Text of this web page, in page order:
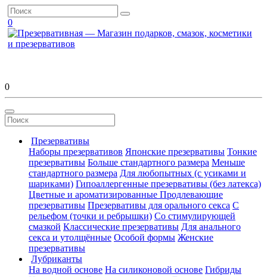
0
0
Презервативы
Наборы презервативов Японские презервативы Тонкие
презервативы Больше стандартного размера Меньше
стандартного размера Для любопытных (с усиками и
шариками) Гипоаллергенные презервативы (без латекса)
Цветные и ароматизированные Продлевающие
презервативы Презервативы для орального секса С
рельефом (точки и ребрышки) Со стимулирующей
смазкой Классические презервативы Для анального
секса и утолщённые Особой формы Женские
презервативы
Лубриканты
На водной основе На силиконовой основе Гибриды